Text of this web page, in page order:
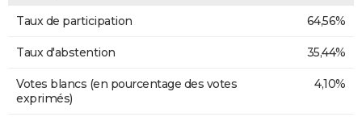
Taux de participation 64,56%
Taux d'abstention 35,44%
Votes blancs (en pourcentage des votes
exprimés)
4,10%